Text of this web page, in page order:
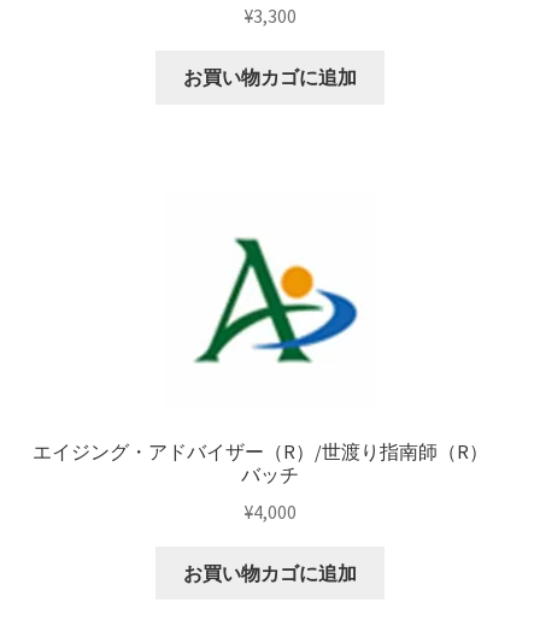
¥3,300
お買い物カゴに追加
エイジング・アドバイザー（R）/世渡り指南師（R）
バッチ
¥4,000
お買い物カゴに追加